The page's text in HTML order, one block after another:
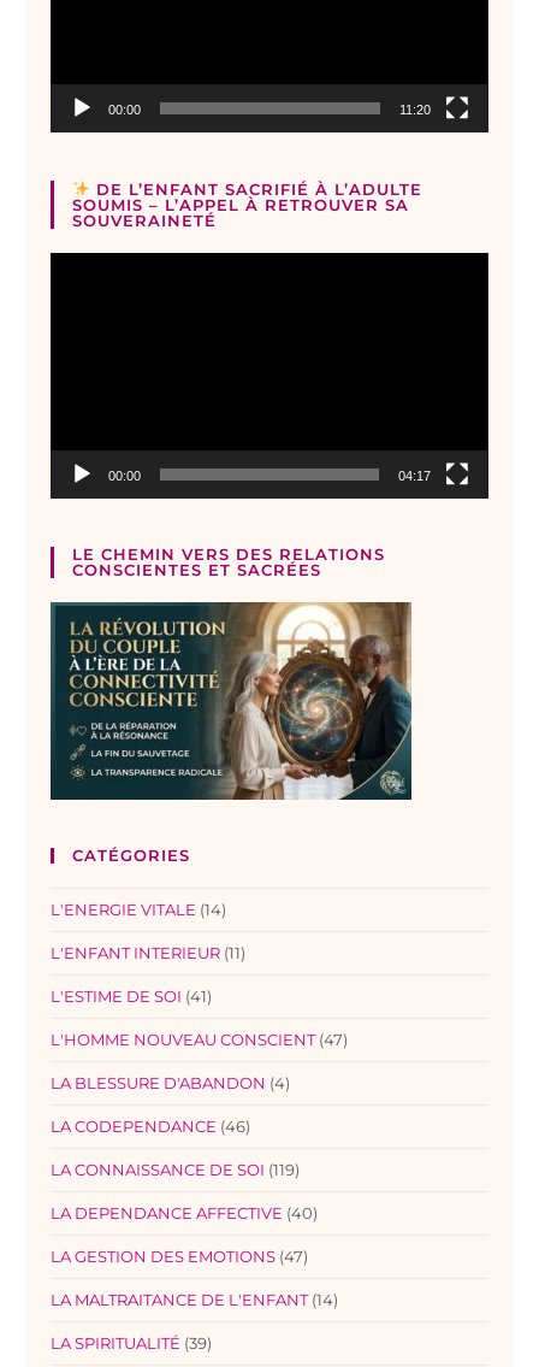
00:00 11:20
DE L’ENFANT SACRIFIÉ À L’ADULTE
SOUMIS – L’APPEL À RETROUVER SA
SOUVERAINETÉ
00:00 04:17
LE CHEMIN VERS DES RELATIONS
CONSCIENTES ET SACRÉES
CATÉGORIES
L'ENERGIE VITALE (14)
L'ENFANT INTERIEUR (11)
L'ESTIME DE SOI (41)
L'HOMME NOUVEAU CONSCIENT (47)
LA BLESSURE D'ABANDON (4)
LA CODEPENDANCE (46)
LA CONNAISSANCE DE SOI (119)
LA DEPENDANCE AFFECTIVE (40)
LA GESTION DES EMOTIONS (47)
LA MALTRAITANCE DE L'ENFANT (14)
LA SPIRITUALITÉ (39)